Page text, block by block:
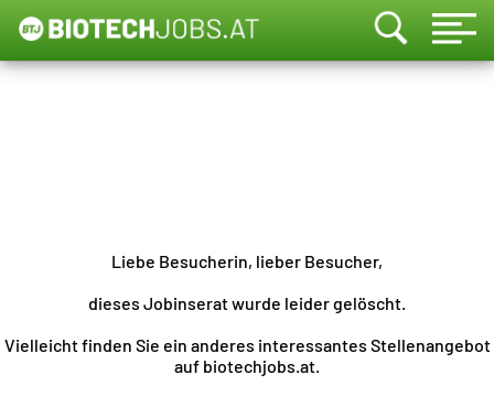
Liebe Besucherin, lieber Besucher,
dieses Jobinserat wurde leider gelöscht.
Vielleicht finden Sie ein anderes interessantes Stellenangebot
auf biotechjobs.at.